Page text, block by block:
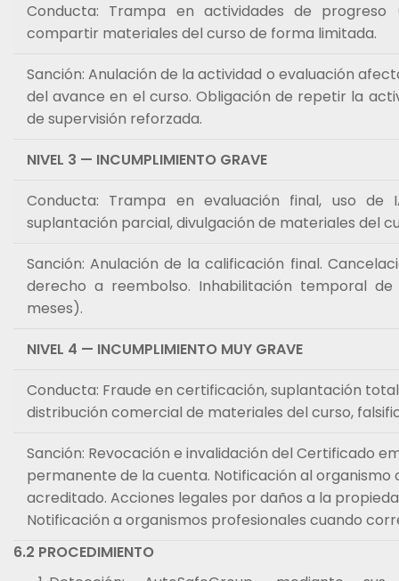
Conducta: Trampa en actividades de progreso
compartir materiales del curso de forma limitada.
Sanción: Anulación de la actividad o evaluación
del avance en el curso. Obligación de repetir la
de supervisión reforzada.
NIVEL 3 — INCUMPLIMIENTO GRAVE
Conducta: Trampa en evaluación final, uso de
suplantación parcial, divulgación de materiales del
Sanción: Anulación de la calificación final.
derecho a reembolso. Inhabilitación temporal
meses).
NIVEL 4 — INCUMPLIMIENTO MUY GRAVE
Conducta: Fraude en certificación, suplantación
distribución comercial de materiales del curso,
Sanción: Revocación e invalidación del Certificado
permanente de la cuenta. Notificación al
acreditado. Acciones legales por daños a la
Notificación a organismos profesionales cuando
6.2 PROCEDIMIENTO